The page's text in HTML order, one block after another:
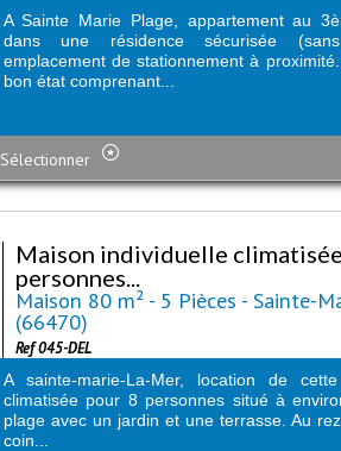
A Sainte Marie Plage, appartement au
dans une résidence sécurisée
emplacement de stationnement à
bon état comprenant...
Sélectionner
Maison individuelle
personnes...
Maison 80 m² - 5 Pièces - Sainte-
(66470)
Ref 045-DEL
A sainte-marie-La-Mer, location de
climatisée pour 8 personnes situé à
plage avec un jardin et une terrasse. Au
coin...